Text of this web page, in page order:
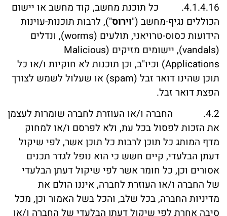
4.1.4.16. כל תוכנת מחשב, קוד מחשב או יישום
הכוללים נגיף-מחשב ("וירוס"), לרבות תוכנות-עוינות
הידועות כסוס-טרויאני, תולעים (worms), ונדלים
(vandals), יישומים מזיקים (Malicious
Applications) וכיו"ב, וכן תוכנות לא חוקיות ו/או כל
תוכן שהינו דואר זבל (spam) או שעלול לשמש לצורך
הפצת דואר זבל.
4.2. החברה ו/או העוזרת לחברה שומרות לעצמן
את הזכות לפסול בכל עת, ולא לפרסם ו/או למחוק
מדף המותג כל תוכן לרבות כל תוכן אשר, לפי שיקול
דעתן הבלעדי, קיים חשש כי הוא נופל לגדר תכנים
אסורים וכן, כל חומר אשר לפי שיקול דעתן הבלעדי
של החברה ו/או העוזרת לחברה, איננו הולם את
מדיניות החברה, בכל שלב, והכל בשל האמור וכן, מכל